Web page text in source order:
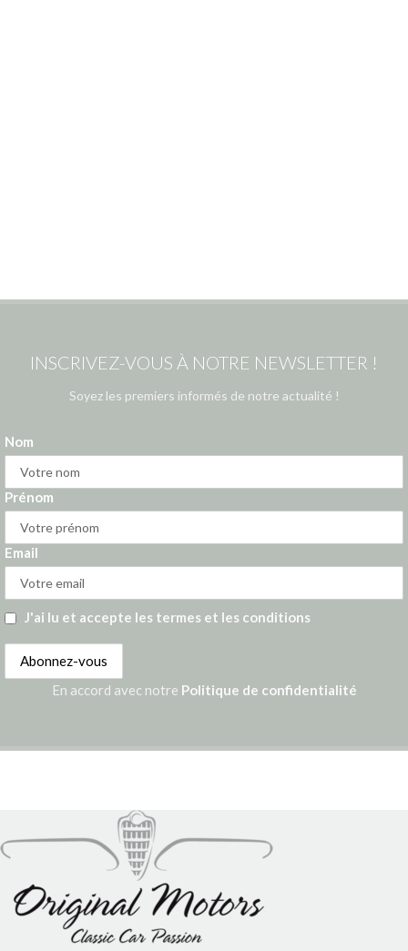
INSCRIVEZ-VOUS À NOTRE NEWSLETTER !
Soyez les premiers informés de notre actualité !
Nom
Prénom
Email
J'ai lu et accepte les termes et les conditions
En accord avec notre Politique de confidentialité